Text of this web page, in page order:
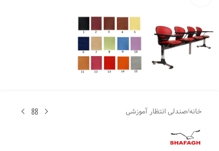
خانه/صندلی انتظار آموزشی